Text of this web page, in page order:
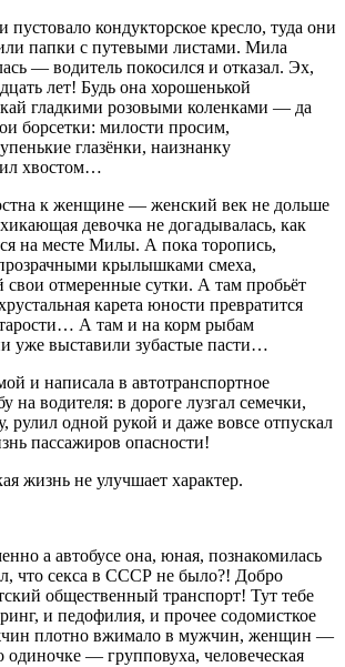
пустовало кондукторское кресло, туда они
папки с путевыми листами. Мила
— водитель покосился и отказал. Эх,
лет! Будь она хорошенькой
гладкими розовыми коленками — да
борсетки: милости просим,
глазёнки, наизнанку
хвостом…
к женщине — женский век не дольше
девочка не догадывалась, как
на месте Милы. А пока торопись,
крылышками смеха,
свои отмеренные сутки. А там пробьёт
карета юности превратится
А там и на корм рыбам
уже выставили зубастые пасти…
и написала в автотранспортное
на водителя: в дороге лузгал семечки,
рулил одной рукой и даже вовсе отпускал
пассажиров опасности!
жизнь не улучшает характер.
а автобусе она, юная, познакомилась
что секса в СССР не было?! Добро
общественный транспорт! Тут тебе
и педофилия, и прочее содомисткое
плотно вжимало в мужчин, женщин —
— групповуха, человеческая